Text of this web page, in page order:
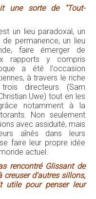
une sorte de "Tout-
un lieu paradoxal, un
permanence, un lieu
faire émerger de
rapports y compris
a été l'occasion
à travers le riche
directeurs (Sam
Uwe) tout en les
notamment à la
Non seulement
avec assiduité, mais
aînés dans leurs
faire leur propre idée
actuel.
rencontré Glissant de
d'autres sillons,
utile pour penser leur